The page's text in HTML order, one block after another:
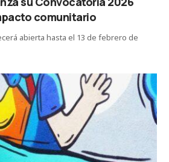
comunitario
abierta hasta el 13 de febrero de